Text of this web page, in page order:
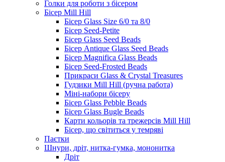
Голки для роботи з бісером
Бісер Mill Hill
Бісер Glass Size 6/0 та 8/0
Бісер Seed-Petite
Бісер Glass Seed Beads
Бісер Antique Glass Seed Beads
Бісер Magnifica Glass Beads
Бісер Seed-Frosted Beads
Прикраси Glass & Crystal Treasures
Гудзики Mill Hill (ручна работа)
Міні-набори бісеру
Бісер Glass Pebble Beads
Бісер Glass Bugle Beads
Карти кольорів та трежерсів Mill Hill
Бісер, що світиться у темряві
Паєтки
Шнури, дріт, нитка-гумка, мононитка
Дріт